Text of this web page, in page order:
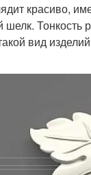
красиво,
вид